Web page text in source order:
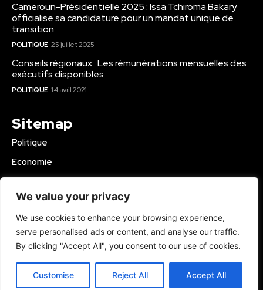
We value your privacy
We use cookies to enhance your browsing experience,
serve personalised ads or content, and analyse our traffic.
By clicking "Accept All", you consent to our use of cookies.
Customise Reject All Accept All
Cameroun-Présidentielle 2025 : Issa Tchiroma Bakary
officialise sa candidature pour un mandat unique de
transition
POLITIQUE 25 juillet 2025
Conseils régionaux : Les rémunérations mensuelles des
exécutifs disponibles
POLITIQUE 14 avril 2021
Sitemap
Politique
Economie
Education
Société
Sport